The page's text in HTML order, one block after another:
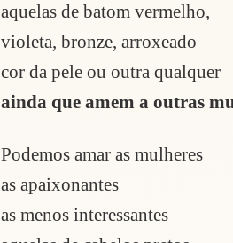
aquelas de batom vermelho,
violeta, bronze, arroxeado
cor da pele ou outra qualquer
ainda que amem a outras
Podemos amar as mulheres
as apaixonantes
as menos interessantes